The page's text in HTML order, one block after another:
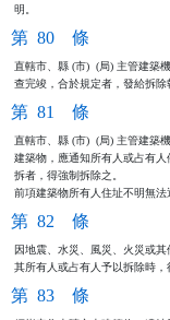
明。
第 80 條
直轄市、縣 (市)  (局) 主管建築
查完竣，合於規定者，發給拆除
第 81 條
直轄市、縣 (市)  (局) 主管建築
建築物，應通知所有人或占有
拆者，得強制拆除之。
前項建築物所有人住址不明無法
第 82 條
因地震、水災、風災、火災或
其所有人或占有人予以拆除時，
第 83 條